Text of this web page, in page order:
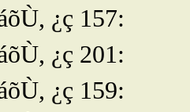
¿ç 157:
¿ç 201:
¿ç 159: